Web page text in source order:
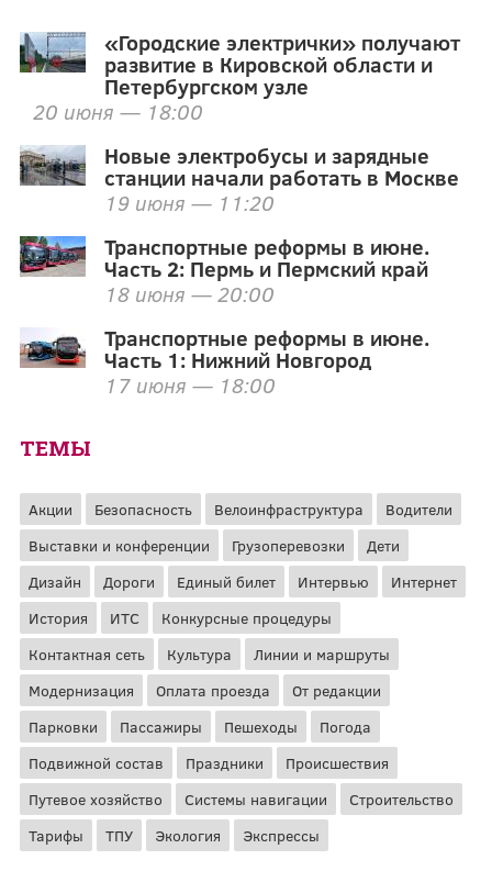
«Городские электрички» получают
развитие в Кировской области и
Петербургском узле
20 июня — 18:00
Новые электробусы и зарядные
станции начали работать в Москве
19 июня — 11:20
Транспортные реформы в июне.
Часть 2: Пермь и Пермский край
18 июня — 20:00
Транспортные реформы в июне.
Часть 1: Нижний Новгород
17 июня — 18:00
ТЕМЫ
Акции Безопасность Велоинфраструктура
Водители
Выставки и конференции
Грузоперевозки
Дети
Дизайн
Дороги Единый билет Интервью
Интернет
История
ИТС
Конкурсные процедуры
Контактная сеть
Культура
Линии и маршруты
Модернизация
Оплата проезда
От редакции
Парковки
Пассажиры Пешеходы
Погода
Подвижной состав
Праздники
Происшествия
Путевое хозяйство
Системы навигации
Строительство
Тарифы
ТПУ Экология Экспрессы